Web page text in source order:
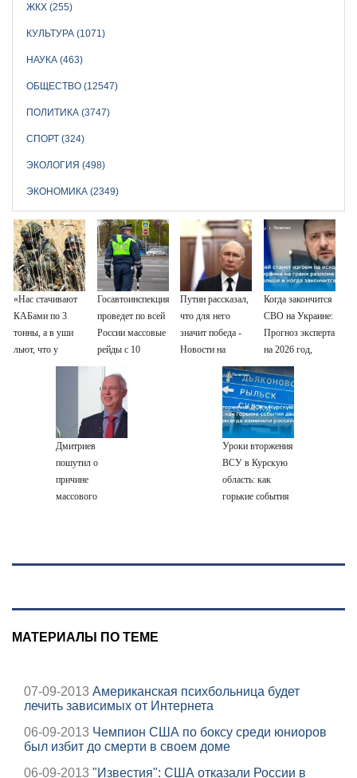
ЖКХ (255)
КУЛЬТУРА (1071)
НАУКА (463)
ОБЩЕСТВО (12547)
ПОЛИТИКА (3747)
СПОРТ (324)
ЭКОЛОГИЯ (498)
ЭКОНОМИКА (2349)
«Нас стачивают
КАБами по 3
тонны, а в уши
льют, что у
русских «нет
Госавтоинспекция
проведет по всей
России массовые
рейды с 10
августа
Путин рассказал,
что для него
значит победа -
Новости на
Когда закончится
СВО на Украине:
Прогноз эксперта
на 2026 год,
последние
новости о боевых
действиях
Дмитриев
пошутил о
причине
массового
на Вести.ru
Уроки вторжения
ВСУ в Курскую
область: как
горькие события
российскую
МАТЕРИАЛЫ ПО ТЕМЕ
07-09-2013 Американская психбольница будет
лечить зависимых от Интернета
06-09-2013 Чемпион США по боксу среди юниоров
был избит до смерти в своем доме
06-09-2013 "Известия": США отказали России в